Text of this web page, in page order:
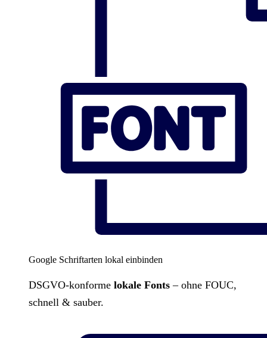
Google Schriftarten lokal einbinden
DSGVO-konforme lokale Fonts – ohne FOUC,
schnell & sauber.